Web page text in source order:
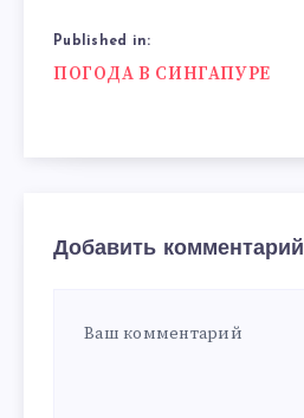
Published in:
Навигация
ПОГОДА В СИНГАПУРЕ
Добавить комментарий